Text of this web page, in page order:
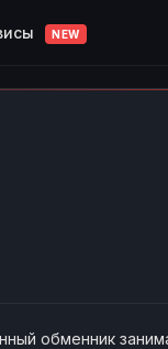
NEW
обменник